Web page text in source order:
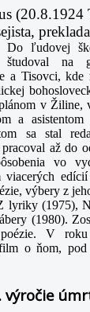
(20.8.1924
Do ľudovej
študoval na
a Tisovci, kde
v Žiline,
a asistentom
sa stal
až do
vo
viacerých
výbery z
lyriky (1975),
(1980).
V
o ňom,
výročie